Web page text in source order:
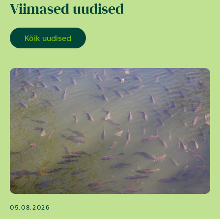
Viimased uudised
Kõik uudised
05.08.2026